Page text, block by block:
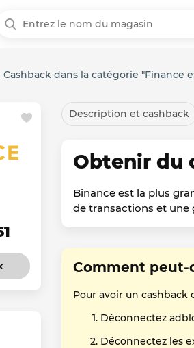
Cashback dans la catégorie "Finance
Description et cashback
Obtenir du
Binance est la plus
de transactions et une
Comment peut-
Pour avoir un cashback
Déconnectez
Déconnectez les